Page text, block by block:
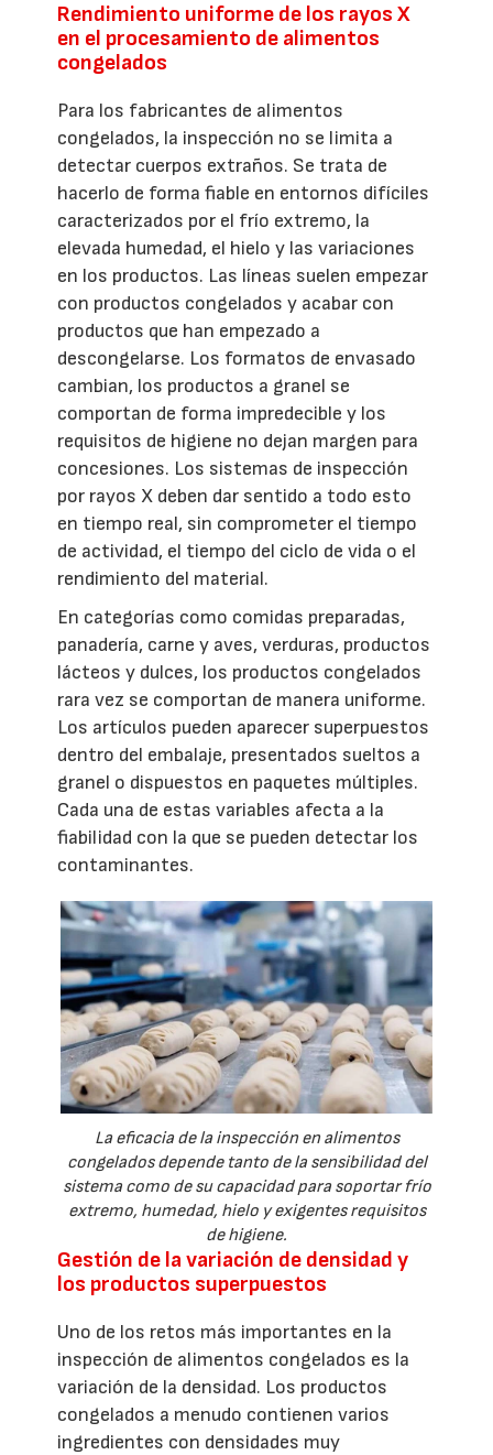
Rendimiento uniforme de los rayos X
en el procesamiento de alimentos
congelados
Para los fabricantes de alimentos
congelados, la inspección no se limita a
detectar cuerpos extraños. Se trata de
hacerlo de forma fiable en entornos difíciles
caracterizados por el frío extremo, la
elevada humedad, el hielo y las variaciones
en los productos. Las líneas suelen empezar
con productos congelados y acabar con
productos que han empezado a
descongelarse. Los formatos de envasado
cambian, los productos a granel se
comportan de forma impredecible y los
requisitos de higiene no dejan margen para
concesiones. Los sistemas de inspección
por rayos X deben dar sentido a todo esto
en tiempo real, sin comprometer el tiempo
de actividad, el tiempo del ciclo de vida o el
rendimiento del material.
En categorías como comidas preparadas,
panadería, carne y aves, verduras, productos
lácteos y dulces, los productos congelados
rara vez se comportan de manera uniforme.
Los artículos pueden aparecer superpuestos
dentro del embalaje, presentados sueltos a
granel o dispuestos en paquetes múltiples.
Cada una de estas variables afecta a la
fiabilidad con la que se pueden detectar los
contaminantes.
La eficacia de la inspección en alimentos
congelados depende tanto de la sensibilidad del
sistema como de su capacidad para soportar frío
extremo, humedad, hielo y exigentes requisitos
de higiene.
Gestión de la variación de densidad y
los productos superpuestos
Uno de los retos más importantes en la
inspección de alimentos congelados es la
variación de la densidad. Los productos
congelados a menudo contienen varios
ingredientes con densidades muy